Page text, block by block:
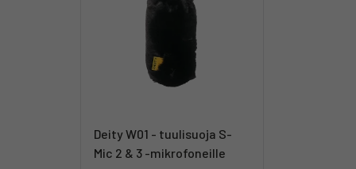
Deity W01 - tuulisuoja S-
Mic 2 & 3 -mikrofoneille